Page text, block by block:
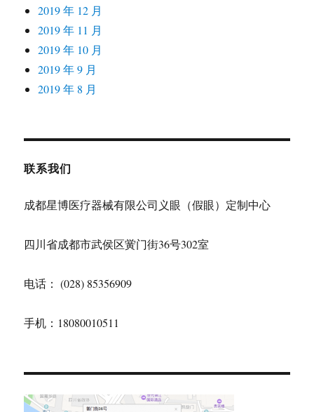
2019 年 12 月
2019 年 11 月
2019 年 10 月
2019 年 9 月
2019 年 8 月
联系我们
成都星博医疗器械有限公司义眼（假眼）定制中心
四川省成都市武侯区黉门街36号302室
电话： (028) 85356909
手机：18080010511